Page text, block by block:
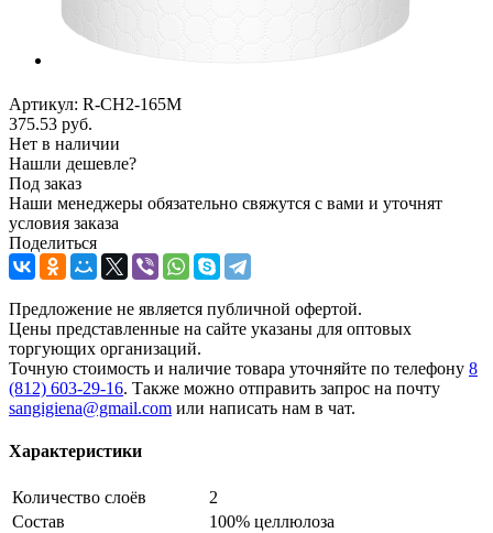
Артикул: R-CH2-165M
375.53 руб.
Нет в наличии
Нашли дешевле?
Под заказ
Наши менеджеры обязательно свяжутся с вами и уточнят
условия заказа
Поделиться
Предложение не является публичной офертой.
Цены представленные на сайте указаны для оптовых
торгующих организаций.
Точную стоимость и наличие товара уточняйте по телефону 8
(812) 603-29-16. Также можно отправить запрос на почту
sangigiena@gmail.com или написать нам в чат.
Характеристики
Количество слоёв
2
Состав
100% целлюлоза